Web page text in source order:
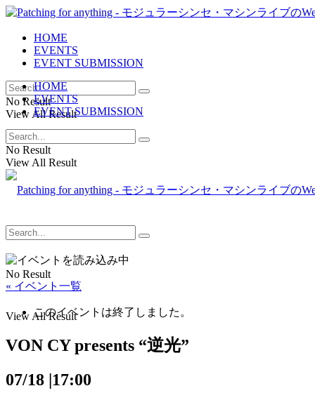
HOME
EVENTS
EVENT SUBMISSION
No Result
View All Result
HOME
EVENTS
EVENT SUBMISSION
No Result
View All Result
No Result
View All Result
« イベント一覧
このイベントは終了しました。
VON CY presents “逆光”
07/18 |17:00